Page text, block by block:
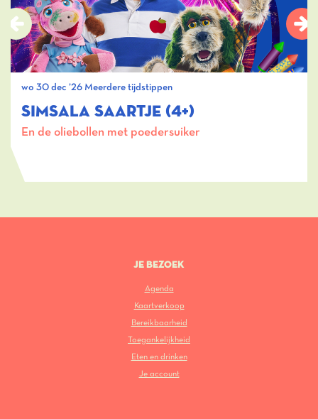
SIMSALA SAARTJE (4+)
En de oliebollen met poedersuiker
wo 30 dec ’26 Meerdere tijdstippen
JE BEZOEK
Agenda
Kaartverkoop
Bereikbaarheid
Toegankelijkheid
Eten en drinken
Je account